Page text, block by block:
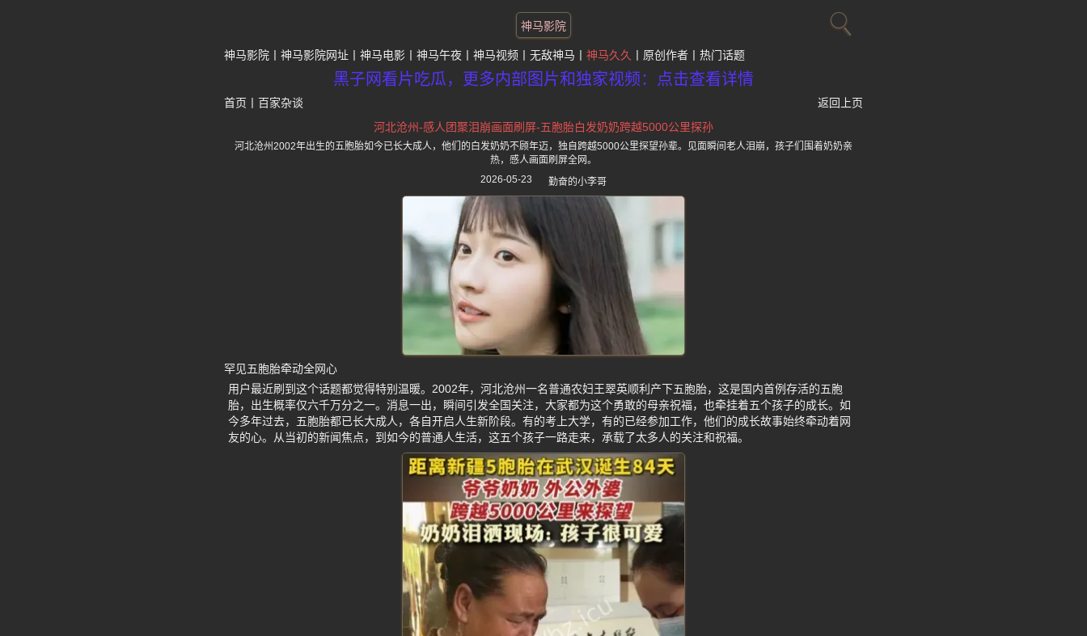
神马影院
神马影院 神马影院网址 神马电影 神马午夜 神马视频 无敌神马 神马久久 原创作者 热门话题
黑子网看片吃瓜，更多内部图片和独家视频：点击查看详情
首页 百家杂谈
返回上页
河北沧州-感人团聚泪崩画面刷屏-五胞胎白发奶奶跨越5000公里探孙
河北沧州2002年出生的五胞胎如今已长大成人，他们的白发奶奶不顾年迈，独自跨越5000公里探望孙辈。见面瞬间老人泪崩，孩子们围着奶奶亲
热，感人画面刷屏全网。
2026-05-23
勤奋的小李哥
罕见五胞胎牵动全网心
用户最近刷到这个话题都觉得特别温暖。2002年，河北沧州一名普通农妇王翠英顺利产下五胞胎，这是国内首例存活的五胞
胎，出生概率仅六千万分之一。消息一出，瞬间引发全国关注，大家都为这个勇敢的母亲祝福，也牵挂着五个孩子的成长。如
今多年过去，五胞胎都已长大成人，各自开启人生新阶段。有的考上大学，有的已经参加工作，他们的成长故事始终牵动着网
友的心。从当初的新闻焦点，到如今的普通人生活，这五个孩子一路走来，承载了太多人的关注和祝福。